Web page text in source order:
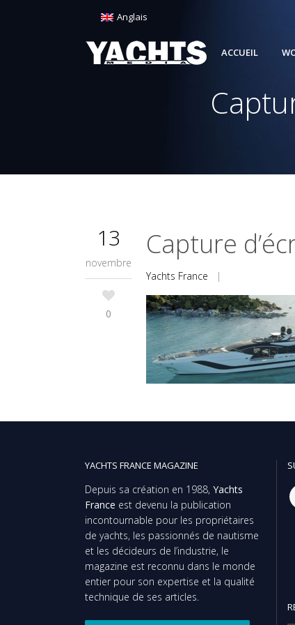
Anglais
ACCUEIL
13
novembre
0
Capture
Yachts France |
YACHTS FRANCE MAGAZINE
Depuis sa création en 1988, Yachts
France est devenu la publication
incontournable pour les propriétaires
de yachts, les passionnés de nautisme
et les décideurs de l’industrie, le
magazine est reconnu dans le monde
entier pour son expertise et la qualité
technique de ses articles.